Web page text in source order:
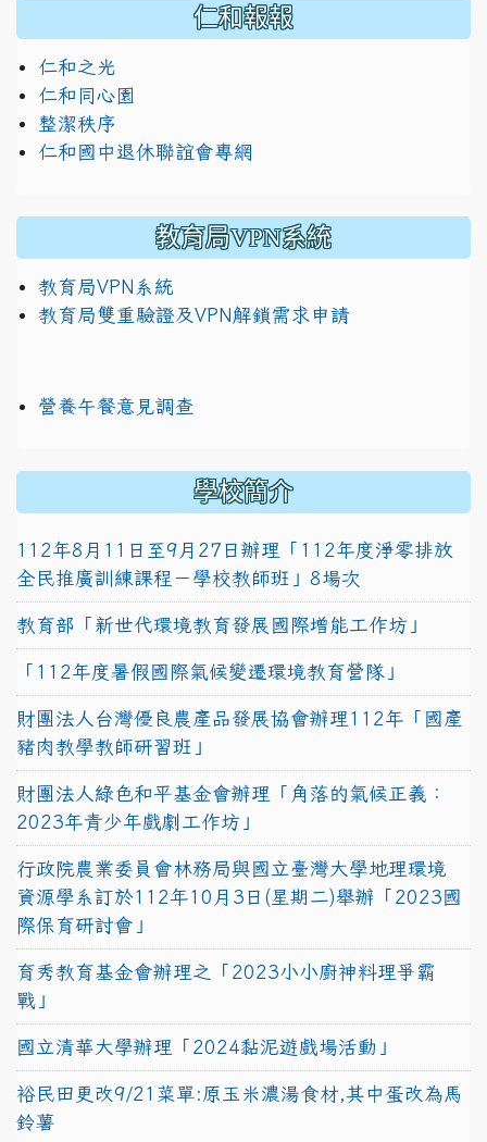
仁和報報
仁和之光
仁和同心園
整潔秩序
仁和國中退休聯誼會專網
教育局VPN系統
教育局VPN系統
教育局雙重驗證及VPN解鎖需求申請
營養午餐意見調查
學校簡介
112年8月11日至9月27日辦理「112年度淨零排放
全民推廣訓練課程－學校教師班」8場次
教育部「新世代環境教育發展國際增能工作坊」
「112年度暑假國際氣候變遷環境教育營隊」
財團法人台灣優良農產品發展協會辦理112年「國產
豬肉教學教師研習班」
財團法人綠色和平基金會辦理「角落的氣候正義：
2023年青少年戲劇工作坊」
行政院農業委員會林務局與國立臺灣大學地理環境
資源學系訂於112年10月3日(星期二)舉辦「2023國
際保育研討會」
育秀教育基金會辦理之「2023小小廚神料理爭霸
戰」
國立清華大學辦理「2024黏泥遊戲場活動」
裕民田更改9/21菜單:原玉米濃湯食材,其中蛋改為馬
鈴薯